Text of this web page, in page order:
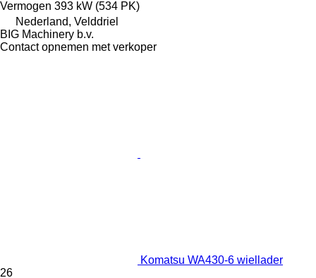
Vermogen 393 kW (534 PK)
Nederland, Velddriel
BIG Machinery b.v.
Contact opnemen met verkoper
Komatsu WA430-6 wiellader
26